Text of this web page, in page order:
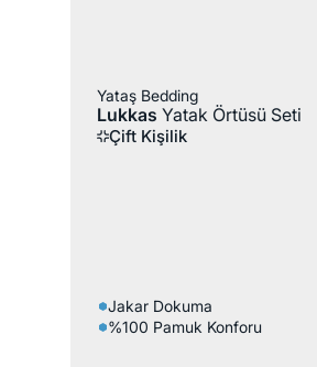
Yataş Bedding
Lukkas Yatak Örtüsü Seti
Çift Kişilik
Jakar Dokuma
%100 Pamuk Konforu